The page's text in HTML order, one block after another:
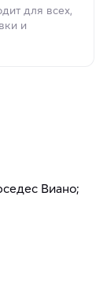
для всех,
и
Виано;